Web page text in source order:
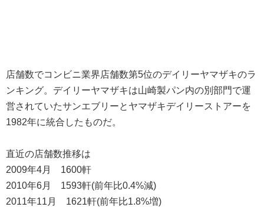
店舗数でコンビニ業界店舗数第5位のデイリーヤマザキのラ
ンキング。デイリーヤマザキは山崎製パン内の別部門で運
営されていたサンエブリーとヤマザキデイリーストアーを
1982年に統合したものだ。
直近の店舗数推移は
2009年4月 1600軒
2010年6月 1593軒(前年比0.4%減)
2011年11月 1621軒(前年比1.8%増)